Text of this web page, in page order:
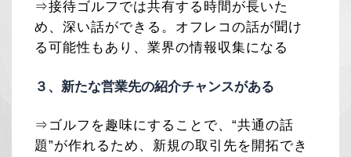
⇒接待ゴルフでは共有する時間が長いた
め、深い話ができる。オフレコの話が聞け
る可能性もあり、業界の情報収集になる
３、新たな営業先の紹介チャンスがある
⇒ゴルフを趣味にすることで、“共通の話
題”が作れるため、新規の取引先を開拓でき